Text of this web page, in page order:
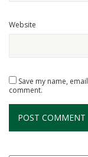
Website
Save my name,
comment.